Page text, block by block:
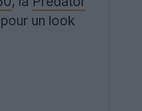
un look